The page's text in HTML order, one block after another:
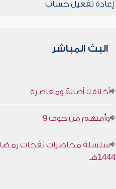
إعادة تفعيل حساب
البث المباشر
أخلاقنا أصالة ومعاصرة
وأمنهم من خوف 9
سلسلة محاضرات نفحات
1444هـ